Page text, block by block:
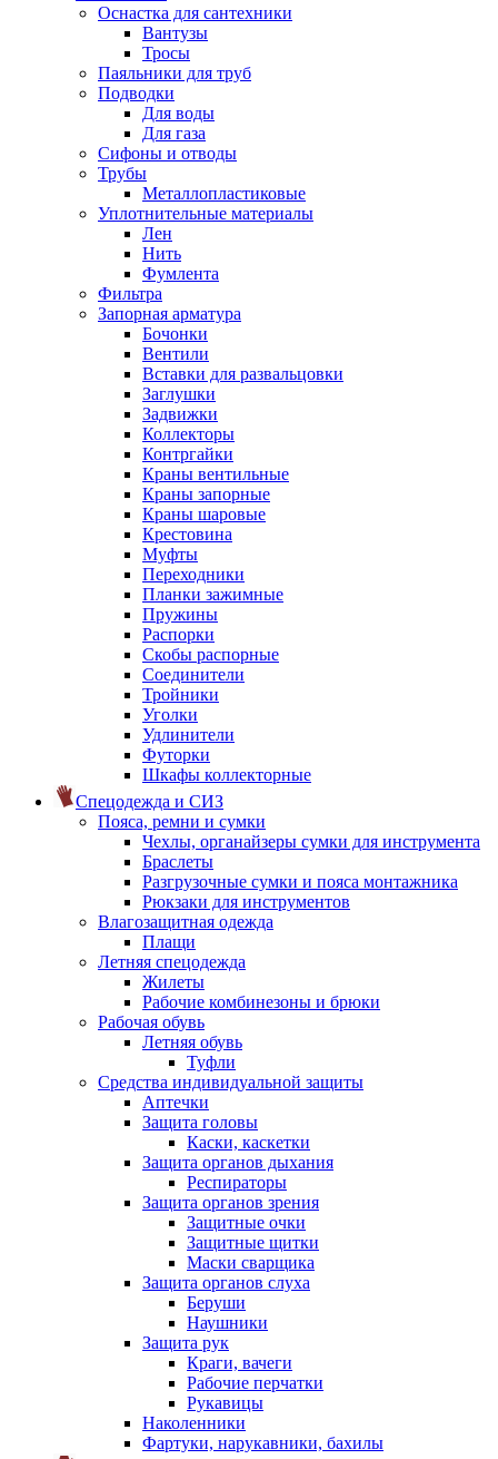
Оснастка для сантехники
Вантузы
Тросы
Паяльники для труб
Подводки
Для воды
Для газа
Сифоны и отводы
Трубы
Металлопластиковые
Уплотнительные материалы
Лен
Нить
Фумлента
Фильтра
Запорная арматура
Бочонки
Вентили
Вставки для развальцовки
Заглушки
Задвижки
Коллекторы
Контргайки
Краны вентильные
Краны запорные
Краны шаровые
Крестовина
Муфты
Переходники
Планки зажимные
Пружины
Распорки
Скобы распорные
Соединители
Тройники
Уголки
Удлинители
Футорки
Шкафы коллекторные
Спецодежда и СИЗ
Пояса, ремни и сумки
Чехлы, органайзеры сумки для инструмента
Браслеты
Разгрузочные сумки и пояса монтажника
Рюкзаки для инструментов
Влагозащитная одежда
Плащи
Летняя спецодежда
Жилеты
Рабочие комбинезоны и брюки
Рабочая обувь
Летняя обувь
Туфли
Средства индивидуальной защиты
Аптечки
Защита головы
Каски, каскетки
Защита органов дыхания
Респираторы
Защита органов зрения
Защитные очки
Защитные щитки
Маски сварщика
Защита органов слуха
Беруши
Наушники
Защита рук
Краги, вачеги
Рабочие перчатки
Рукавицы
Наколенники
Фартуки, нарукавники, бахилы